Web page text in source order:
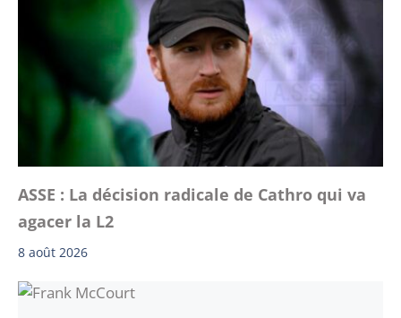
ASSE : La décision radicale de Cathro qui va
agacer la L2
8 août 2026